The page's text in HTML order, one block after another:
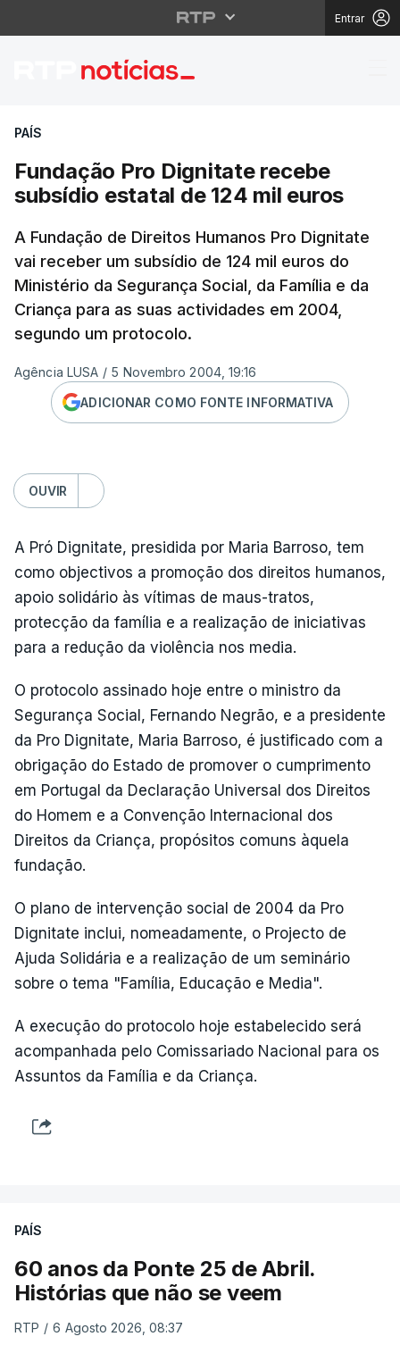
Entrar
Fundação Pro
PAÍS
Fundação Pro Dignitate recebe
subsídio estatal de 124 mil euros
A Fundação de Direitos Humanos Pro Dignitate
vai receber um subsídio de 124 mil euros do
Ministério da Segurança Social, da Família e da
Criança para as suas actividades em 2004,
segundo um protocolo.
Agência LUSA / 5 Novembro 2004, 19:16
ADICIONAR COMO FONTE INFORMATIVA
OUVIR
A Pró Dignitate, presidida por Maria Barroso, tem
como objectivos a promoção dos direitos humanos,
apoio solidário às vítimas de maus-tratos,
protecção da família e a realização de iniciativas
para a redução da violência nos media.
O protocolo assinado hoje entre o ministro da
Segurança Social, Fernando Negrão, e a presidente
da Pro Dignitate, Maria Barroso, é justificado com a
obrigação do Estado de promover o cumprimento
em Portugal da Declaração Universal dos Direitos
do Homem e a Convenção Internacional dos
Direitos da Criança, propósitos comuns àquela
fundação.
O plano de intervenção social de 2004 da Pro
Dignitate inclui, nomeadamente, o Projecto de
Ajuda Solidária e a realização de um seminário
sobre o tema "Família, Educação e Media".
A execução do protocolo hoje estabelecido será
acompanhada pelo Comissariado Nacional para os
Assuntos da Família e da Criança.
PAÍS
60 anos da Ponte 25 de Abril.
Histórias que não se veem
RTP / 6 Agosto 2026, 08:37